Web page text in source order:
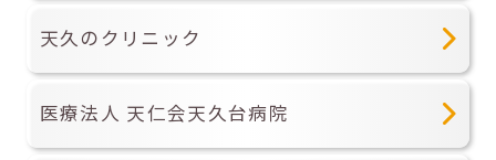
天久のクリニック
医療法人 天仁会天久台病院